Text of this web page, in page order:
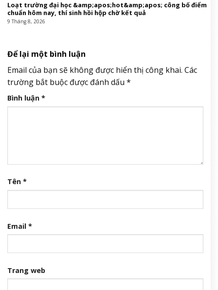
Loạt trường đại học &amp;apos;hot&amp;apos; công bố điểm
chuẩn hôm nay, thí sinh hồi hộp chờ kết quả
9 Tháng 8, 2026
Để lại một bình luận
Email của bạn sẽ không được hiển thị công khai. Các
trường bắt buộc được đánh dấu *
Bình luận *
Tên *
Email *
Trang web